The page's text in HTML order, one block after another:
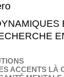
ACCENTS LÀ